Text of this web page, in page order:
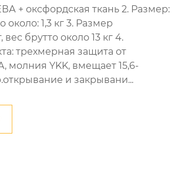
+ оксфордская ткань 2. Размер:
около: 1,3 кг 3. Размер
вес брутто около 13 кг 4.
трехмерная защита от
молния YKK, вмещает 15,6-
и закрывани...